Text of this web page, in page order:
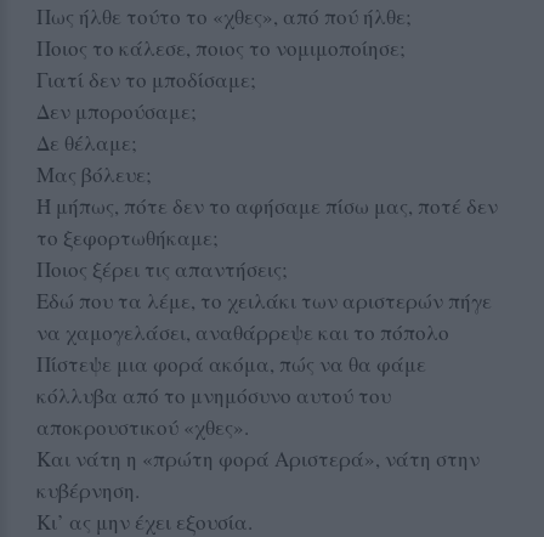
Πως ήλθε τούτο το «χθες», από πού ήλθε;
Ποιος το κάλεσε, ποιος το νομιμοποίησε;
Γιατί δεν το μποδίσαμε;
Δεν μπορούσαμε;
Δε θέλαμε;
Μας βόλευε;
Ή μήπως, πότε δεν το αφήσαμε πίσω μας, ποτέ δεν
το ξεφορτωθήκαμε;
Ποιος ξέρει τις απαντήσεις;
Εδώ που τα λέμε, το χειλάκι των αριστερών πήγε
να χαμογελάσει, αναθάρρεψε και το πόπολο
Πίστεψε μια φορά ακόμα, πώς να θα φάμε
κόλλυβα από το μνημόσυνο αυτού του
αποκρουστικού «χθες».
Και νάτη η «πρώτη φορά Αριστερά», νάτη στην
κυβέρνηση.
Κι’ ας μην έχει εξουσία.